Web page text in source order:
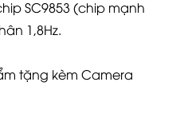
SC9853 (chip mạnh
1,8Hz.
tặng kèm Camera